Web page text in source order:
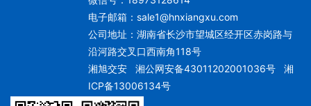
电子邮箱： sale1@hnxiangxu.com
公司地址：湖南省长沙市望城区经开区赤岗路与
沿河路交叉口西南角118号
湘旭交安湘公网安备43011202001036号
湘
ICP备13006134号